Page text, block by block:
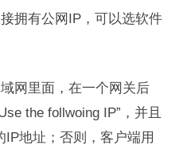
有公网IP，可以选软件
网里面，在一个网关后
the follwoing IP”，并且
地址；否则，客户端用